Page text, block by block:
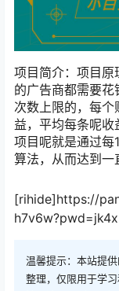
项目简介：项目原
的广告商都需要
次数上限的，每
益，平均每条呢
项目呢就是通过每
算法，从而达到一
[rihide]https://
温馨提示：本站提
整理，仅限用于学